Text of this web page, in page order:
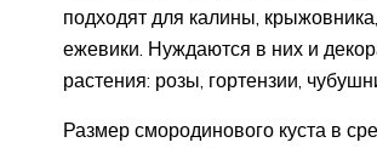
подходят для калины,
ежевики. Нуждаются в них и
растения: розы, гортензии,
Размер смородинового куста в